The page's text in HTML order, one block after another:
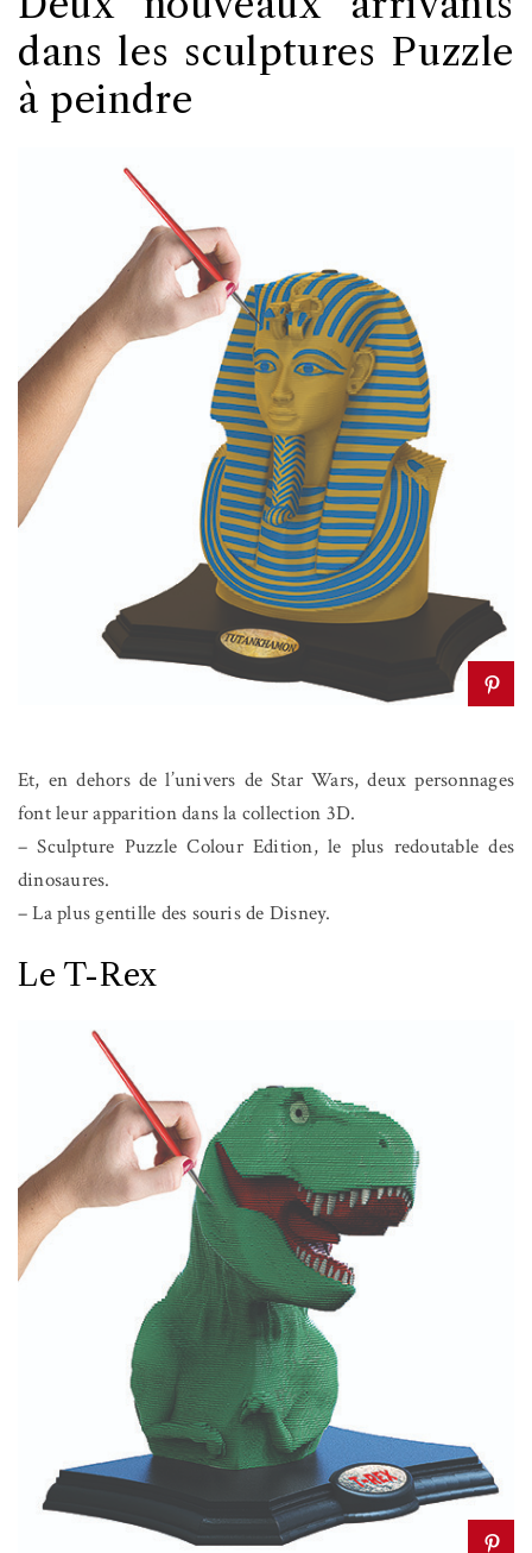
dans les sculptures Puzzle
à peindre
Et, en dehors de l’univers de Star Wars, deux personnages
font leur apparition dans la collection 3D.
– Sculpture Puzzle Colour Edition, le plus redoutable des
dinosaures.
– La plus gentille des souris de Disney.
Le T-Rex